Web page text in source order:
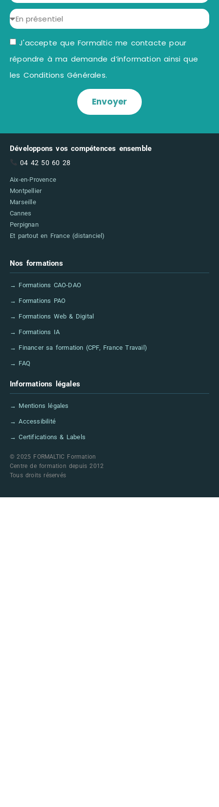
J'accepte que Formaltic me contacte pour
répondre à ma demande d’information ainsi que
les Conditions Générales.
Envoyer
Développons vos compétences ensemble
04 42 50 60 28
Aix-en-Provence
Montpellier
Marseille
Cannes
Perpignan
Et partout en France (distanciel)
Nos formations
→ Formations CAO-DAO
→ Formations PAO
→ Formations Web & Digital
→ Formations IA
→ Financer sa formation (CPF, France Travail)
→ FAQ
Informations légales
→ Mentions légales
→ Accessibilité
→ Certifications & Labels
© 2025 FORMALTIC Formation
Centre de formation depuis 2012
Tous droits réservés